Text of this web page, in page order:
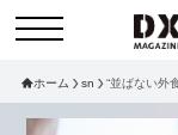
コラム
ホーム sn “並ばない外